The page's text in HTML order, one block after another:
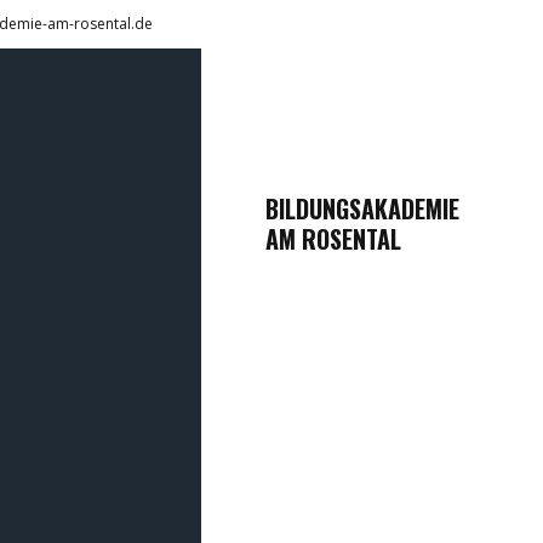
BILDUNGSAKADEMIE
AM ROSENTAL
am-rosental.de